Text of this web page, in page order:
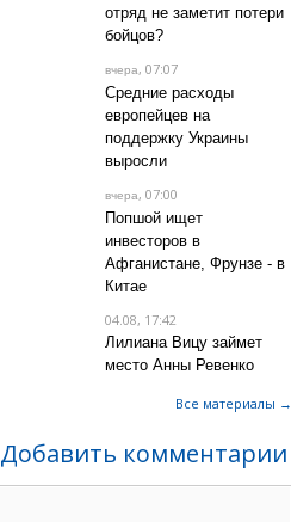
отряд не заметит потери
бойцов?
вчера, 07:07
Средние расходы
европейцев на
поддержку Украины
выросли
вчера, 07:00
Попшой ищет
инвесторов в
Афганистане, Фрунзе - в
Китае
04.08, 17:42
Лилиана Вицу займет
место Анны Ревенко
Все материалы →
Добавить комментарии